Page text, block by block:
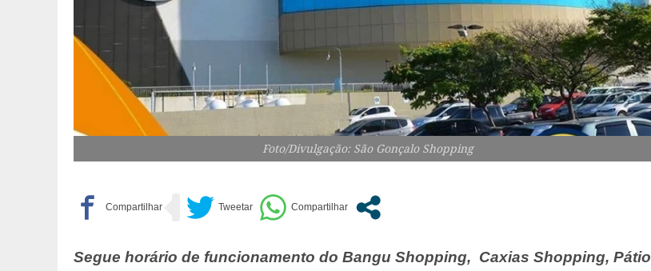
Foto/Divulgação: São Gonçalo Shopping
Segue horário de funcionamento do Bangu Shopping, Caxias Shopping, Pátio